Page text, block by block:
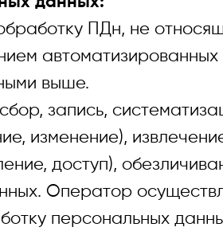
ПДн, не
выше.
запись,
изменение),
доступ),
Оператор
персональных